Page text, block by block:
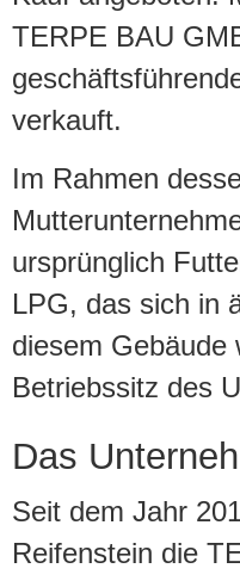
TERPE BAU
verkauft.
Im Rahmen
ursprünglich
LPG, das sich in
diesem Gebäude
Betriebssitz des
Das
Seit dem Jahr
Reifenstein die